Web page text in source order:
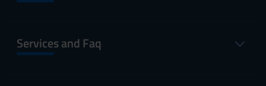
Services and Faq